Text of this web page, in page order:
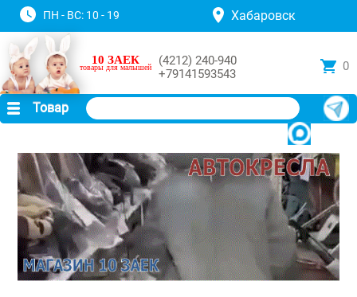
ПН - ВС: 10 - 19 Хабаровск
10 ЗАЕК
товары для малышей
(4212) 240-940
+79141593543
0
Товар